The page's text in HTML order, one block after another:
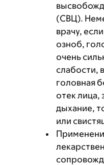
(СВЦ).
врачу,
озноб,
очень
слабости,
головная
отек лица,
дыхание,
или